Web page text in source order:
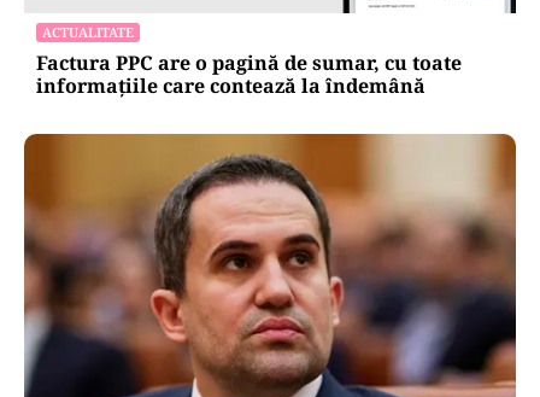
ACTUALITATE
Factura PPC are o pagină de sumar, cu toate
informațiile care contează la îndemână